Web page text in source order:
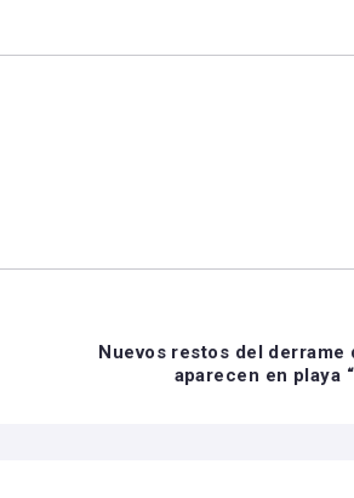
Nuevos restos del derrame
aparecen en playa